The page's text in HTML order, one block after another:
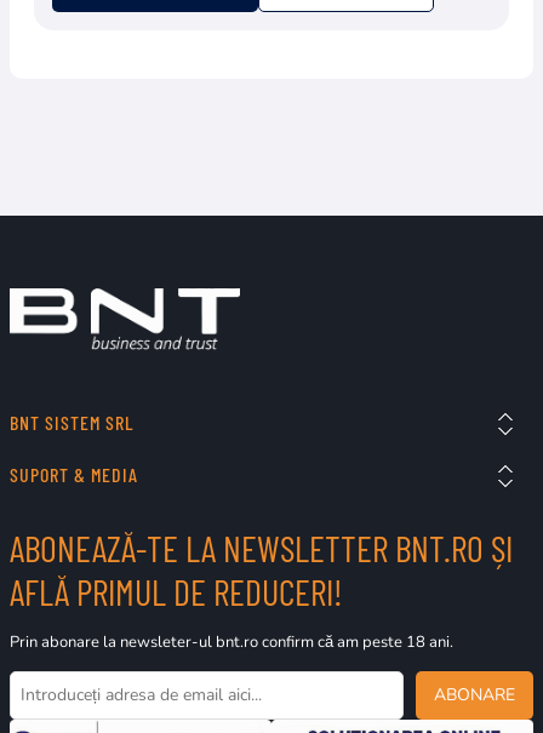
BNT SISTEM SRL
SUPORT & MEDIA
ABONEAZĂ-TE LA NEWSLETTER BNT.RO ȘI
AFLĂ PRIMUL DE REDUCERI!
Prin abonare la newsleter-ul bnt.ro confirm că am peste 18 ani.
ABONARE